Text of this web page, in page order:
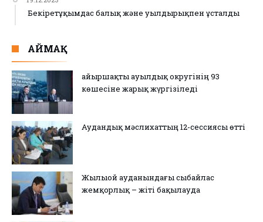
Бекіретұқымдас балық және уылдырықпен ұсталды
АЙМАҚ
Қайыршақты ауылдық округінің 93
көшесіне жарық жүргізіледі
Аудандық мәслихаттың 12-сессиясы өтті
Жылыой ауданындағы сыбайлас
жемқорлық – жіті бақылауда